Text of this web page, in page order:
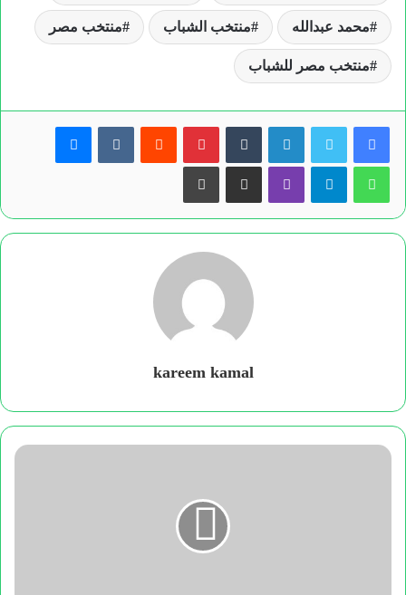
محمد عبدالله منتخب الشباب منتخب مصر
منتخب مصر للشباب
لينكدإن بينتيريست ماسنجر
واتساب تيلقرام ڤايبر مشاركة عبر البريد طباعة
kareem kamal